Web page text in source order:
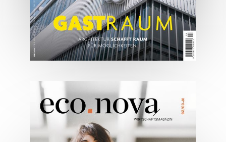
05/2026